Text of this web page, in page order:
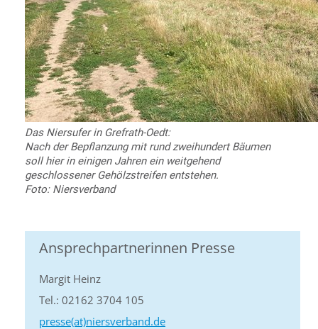
Das Niersufer in Grefrath-Oedt:
Nach der Bepflanzung mit rund zweihundert Bäumen
soll hier in einigen Jahren ein weitgehend
geschlossener Gehölzstreifen entstehen.
Foto: Niersverband
Ansprechpartnerinnen Presse
Margit Heinz
Tel.: 02162 3704 105
presse(at)niersverband.de